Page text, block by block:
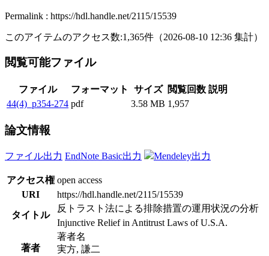
Permalink : https://hdl.handle.net/2115/15539
このアイテムのアクセス数:1,365件 （2026-08-10 12:36 集計）
閲覧可能ファイル
ファイル フォーマット サイズ 閲覧回数 説明
44(4)_p354-274 pdf 3.58 MB 1,957
論文情報
ファイル出力 EndNote Basic出力 Mendeley出力
アクセス権 open access
URI
https://hdl.handle.net/2115/15539
タイトル
反トラスト法による排除措置の運用状況の分析
Injunctive Relief in Antitrust Laws of U.S.A.
著者
著者名
実方, 謙二